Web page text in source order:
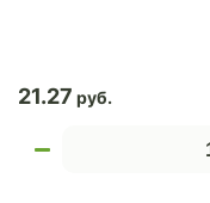
21.27